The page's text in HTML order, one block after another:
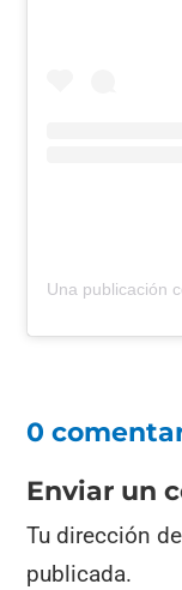
0
Enviar un
Tu dirección
publicada.